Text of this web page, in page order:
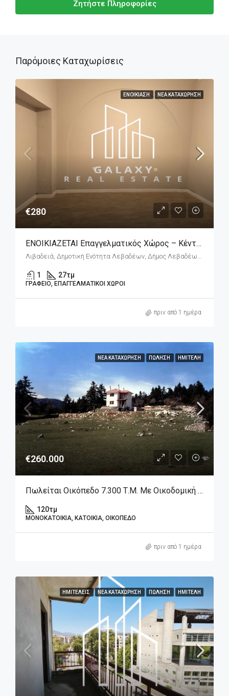
Ζητήστε Πληροφορίες
Παρόμοιες Καταχωρίσεις
ΕΝΟΙΚΊΑΣΗ ΝΈΑ ΚΑΤΑΧΏΡΗΣΗ
€280
ΕΝΟΙΚΙΑΖΕΤΑΙ Επαγγελματικός Χώρος – Κέντρο Λιβαδειάς, Πλησίον Δικαστικού Μεγάρου
Λιβαδειά, Δημοτική Ενότητα Λεβαδέων, Δήμος Λεβαδέων, Περιφερειακή Ενότητα Βοιωτίας, Περιφέρεια Στερεάς Ελλάδας, Αποκεντρωμένη Διοίκηση Θεσσαλίας - Στερεάς Ελλάδος, 321 00, Ελλάδα
1 27τμ
ΓΡΑΦΕΊΟ, ΕΠΑΓΓΕΛΜΑΤΙΚΟΊ ΧΏΡΟΙ
πριν από 1 ημέρα
ΝΈΑ ΚΑΤΑΧΏΡΗΣΗ ΠΏΛΗΣΗ ΗΜΙΤΕΛΉ
€260.000
Πωλείται Οικόπεδο 7.300 Τ.μ. Με Οικοδομική Άδεια & Ημιτελή Μεζονέτα Στην Αράχωβα – Λιβάδι
120τμ
ΜΟΝΟΚΑΤΟΙΚΊΑ, ΚΑΤΟΙΚΊΑ, ΟΙΚΌΠΕΔΟ
πριν από 1 ημέρα
ΗΜΙΤΕΛΕΊΣ ΝΈΑ ΚΑΤΑΧΏΡΗΣΗ ΠΏΛΗΣΗ ΗΜΙΤΕΛΉ